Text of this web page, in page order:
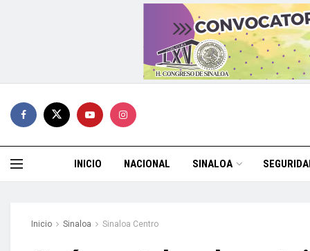
INICIO NACIONAL SINALOA
Inicio Sinaloa Sinaloa Centro